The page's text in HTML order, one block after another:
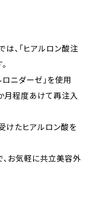
、「ヒアルロン酸注
ニダーゼ」を使用
月程度あけて再注入
けたヒアルロン酸を
お気軽に共立美容外